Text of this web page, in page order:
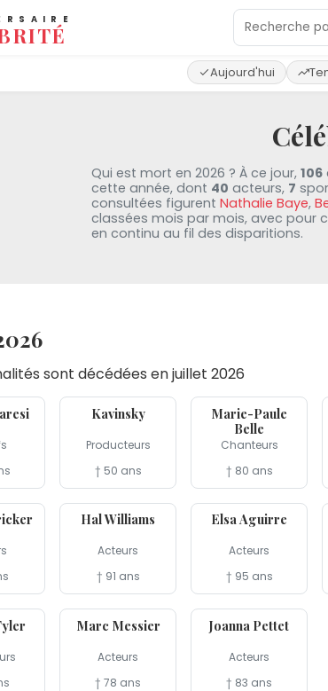
Aujourd'hui
Qui est mort en 2026 ? À ce jour, 106
cette année, dont 40 acteurs, 7
consultées figurent Nathalie Baye,
classées mois par mois, avec pour
en continu au fil des disparitions.
sont décédées en juillet 2026
Kavinsky
Producteurs
† 50 ans
Marie-Paule
Belle
Chanteurs
† 80 ans
15 jul
Hal Williams
Acteurs
† 91 ans
14 jul
Elsa Aguirre
Acteurs
† 95 ans
7 jul
Marc Messier
Acteurs
† 78 ans
7 jul
Joanna Pettet
Acteurs
† 83 ans